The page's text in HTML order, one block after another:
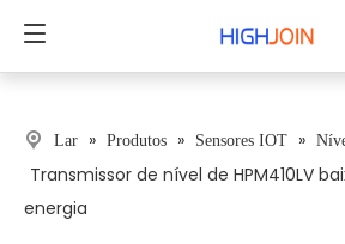
Lar » Produtos » Sensores IOT »
Transmissor de nível de HPM410LV
energia